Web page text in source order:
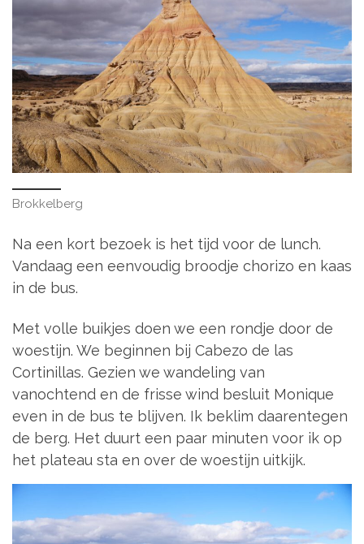
Brokkelberg
Na een kort bezoek is het tijd voor de lunch.
Vandaag een eenvoudig broodje chorizo en kaas
in de bus.
Met volle buikjes doen we een rondje door de
woestijn. We beginnen bij Cabezo de las
Cortinillas. Gezien we wandeling van
vanochtend en de frisse wind besluit Monique
even in de bus te blijven. Ik beklim daarentegen
de berg. Het duurt een paar minuten voor ik op
het plateau sta en over de woestijn uitkijk.